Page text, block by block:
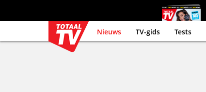
Nieuws TV-gids Tests